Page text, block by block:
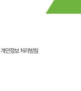
개인정보 처리방침